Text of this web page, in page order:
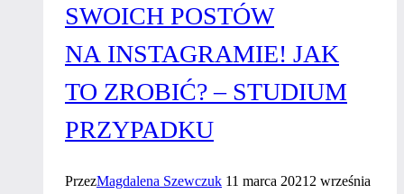
SWOICH POSTÓW
NA INSTAGRAMIE! JAK
TO ZROBIĆ? – STUDIUM
PRZYPADKU
PrzezMagdalena Szewczuk 11 marca 2021 2 września